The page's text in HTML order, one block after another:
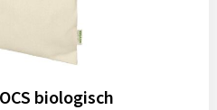
biologisch